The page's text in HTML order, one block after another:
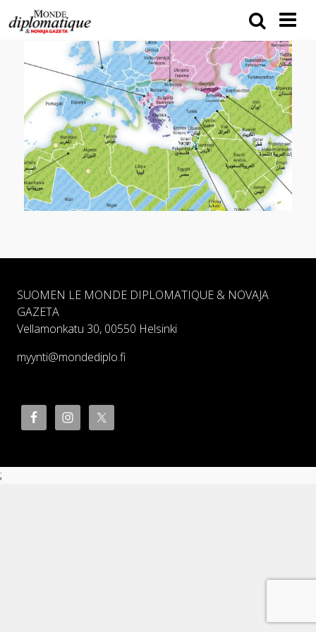
SUOMEN LE MONDE DIPLOMATIQUE & NOVAJA
GAZETA
Vellamonkatu 30, 00550 Helsinki
myynti@mondediplo.fi
;